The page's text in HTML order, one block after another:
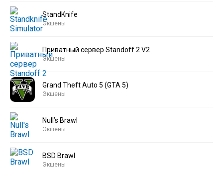
StandKnife
Экшены
Приватный сервер Standoff 2 V2
Экшены
Grand Theft Auto 5 (GTA 5)
Экшены
Null’s Brawl
Экшены
BSD Brawl
Экшены